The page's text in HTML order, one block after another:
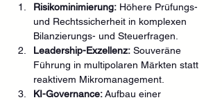
Risikominimierung: Höhere Prüfungs-
und Rechtssicherheit in komplexen
Bilanzierungs- und Steuerfragen.
Leadership-Exzellenz: Souveräne
Führung in multipolaren Märkten statt
reaktivem Mikromanagement.
KI-Governance: Aufbau einer